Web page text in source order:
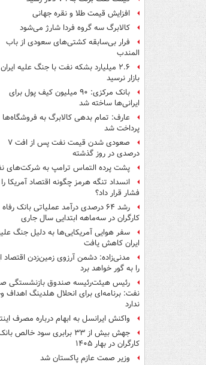
افزایش قیمت طلا و نقره جهانی
کالابرگ سه گروه فردا شارژ می‌شود
فرار بی‌سابقه کشتی‌های سعودی از باب
المندب
۲.۶ میلیارد بشکه نفت با جنگ علیه
بازار نرسید
بانک مرکزی: ۹۰ میلیون کیف پول برای
ایرانی‌ها ساخته شد
عارف: تمام بدهی کالابرگ به فروشگاه‌ها
پرداخت شد
صعودی شدن قیمت نفت پس از افت ۷
درصدی در روز گذشته
پشت پرده التماس ترامپ به شرکت‌های
انسداد تنگه هرمز چگونه اقتصاد آمریکا
فشار قرار داد؟
رشد ۶۴ درصدی درآمد عملیاتی بانک رفاه
کارگران در سه‌ماهه ابتدایی سال جاری
سفر هوایی آمریکایی‌ها به دلیل جنگ
ایران کاهش یافت
مدنی‌زاده: دشمن آرزوی زمین‌زدن اقتصاد
را به گور خواهد برد
رئیس هیئت‌رئیسه صندوق بازنشستگی
نفت: برنامه‌ای برای انحلال هلدینگ اهداف
ندارد
واکنش ایرانسل به ابهام درباره مصرف
جهش بیش از ۳۳ برابری سود خالص
کارگران در بهار ۱۴۰۵
وزیر صمت عازم پاکستان شد